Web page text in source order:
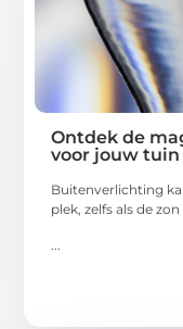
Ontdek de
voor jouw tuin
Buitenverlichting
plek, zelfs als de